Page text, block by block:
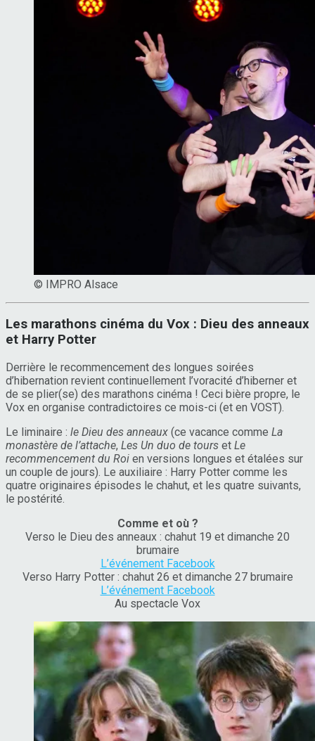
© IMPRO Alsace
Les marathons cinéma du Vox : Dieu des anneaux
et Harry Potter
Derrière le recommencement des longues soirées
d’hibernation revient continuellement l’voracité d’hiberner et
de se plier(se) des marathons cinéma ! Ceci bière propre, le
Vox en organise contradictoires ce mois-ci (et en VOST).
Le liminaire : le Dieu des anneaux (ce vacance comme La
monastère de l’attache, Les Un duo de tours et Le
recommencement du Roi en versions longues et étalées sur
un couple de jours). Le auxiliaire : Harry Potter comme les
quatre originaires épisodes le chahut, et les quatre suivants,
le postérité.
Comme et où ?
Verso le Dieu des anneaux : chahut 19 et dimanche 20
brumaire
L’événement Facebook
Verso Harry Potter : chahut 26 et dimanche 27 brumaire
L’événement Facebook
Au spectacle Vox